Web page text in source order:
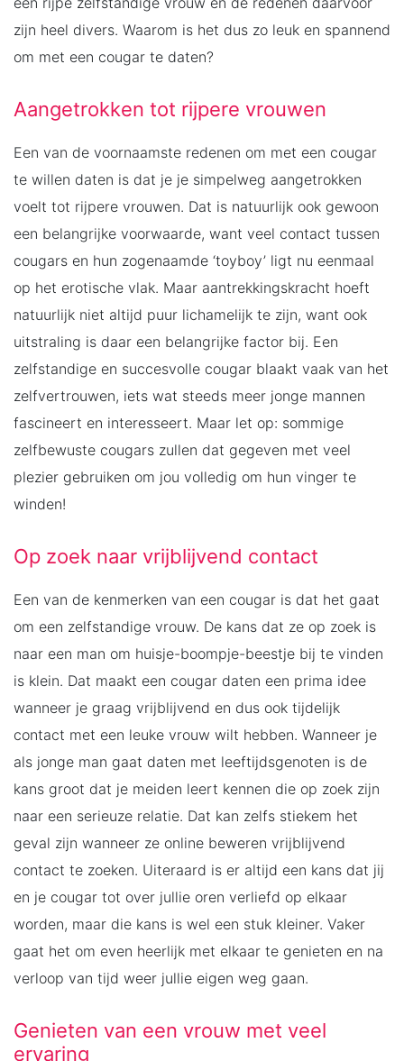
zijn heel divers. Waarom is het dus zo leuk en spannend
om met een cougar te daten?
Aangetrokken tot rijpere vrouwen
Een van de voornaamste redenen om met een cougar
te willen daten is dat je je simpelweg aangetrokken
voelt tot rijpere vrouwen. Dat is natuurlijk ook gewoon
een belangrijke voorwaarde, want veel contact tussen
cougars en hun zogenaamde ‘toyboy’ ligt nu eenmaal
op het erotische vlak. Maar aantrekkingskracht hoeft
natuurlijk niet altijd puur lichamelijk te zijn, want ook
uitstraling is daar een belangrijke factor bij. Een
zelfstandige en succesvolle cougar blaakt vaak van het
zelfvertrouwen, iets wat steeds meer jonge mannen
fascineert en interesseert. Maar let op: sommige
zelfbewuste cougars zullen dat gegeven met veel
plezier gebruiken om jou volledig om hun vinger te
winden!
Op zoek naar vrijblijvend contact
Een van de kenmerken van een cougar is dat het gaat
om een zelfstandige vrouw. De kans dat ze op zoek is
naar een man om huisje-boompje-beestje bij te vinden
is klein. Dat maakt een cougar daten een prima idee
wanneer je graag vrijblijvend en dus ook tijdelijk
contact met een leuke vrouw wilt hebben. Wanneer je
als jonge man gaat daten met leeftijdsgenoten is de
kans groot dat je meiden leert kennen die op zoek zijn
naar een serieuze relatie. Dat kan zelfs stiekem het
geval zijn wanneer ze online beweren vrijblijvend
contact te zoeken. Uiteraard is er altijd een kans dat jij
en je cougar tot over jullie oren verliefd op elkaar
worden, maar die kans is wel een stuk kleiner. Vaker
gaat het om even heerlijk met elkaar te genieten en na
verloop van tijd weer jullie eigen weg gaan.
Genieten van een vrouw met veel
ervaring